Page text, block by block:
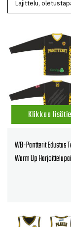
Klikkaa
WB-Pantterit Edustus
Warm Up